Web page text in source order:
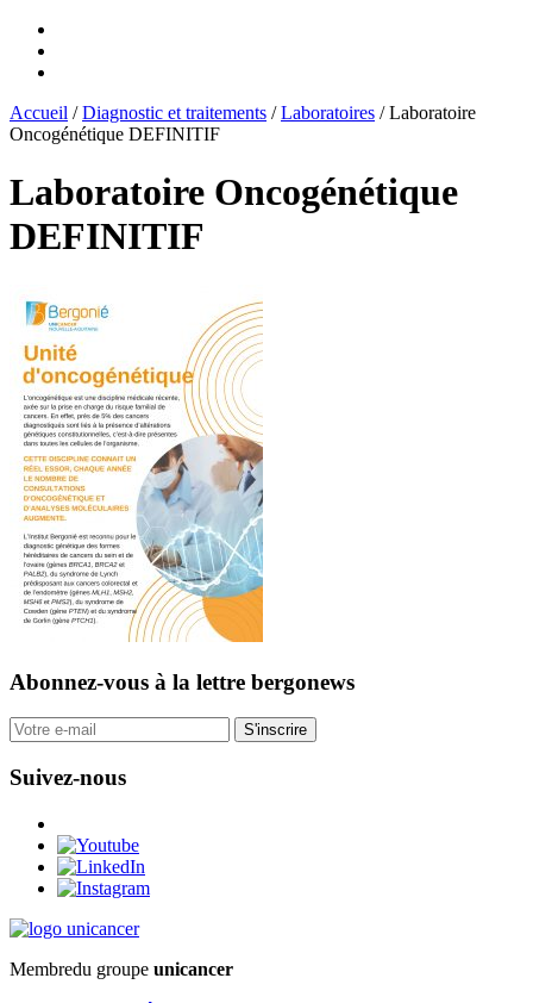
Accueil /Diagnostic et traitements /Laboratoires /Laboratoire
Oncogénétique DEFINITIF
Laboratoire Oncogénétique
DEFINITIF
Abonnez-vous à la lettre bergonews
S'inscrire
Suivez-nous
Membredu groupe unicancer